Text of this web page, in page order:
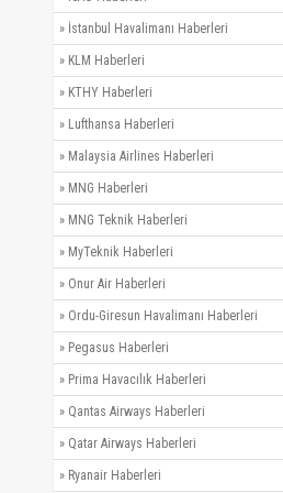
» İstanbul Havalimanı Haberleri
» KLM Haberleri
» KTHY Haberleri
» Lufthansa Haberleri
» Malaysia Airlines Haberleri
» MNG Haberleri
» MNG Teknik Haberleri
» MyTeknik Haberleri
» Onur Air Haberleri
» Ordu-Giresun Havalimanı Haberleri
» Pegasus Haberleri
» Prima Havacılık Haberleri
» Qantas Airways Haberleri
» Qatar Airways Haberleri
» Ryanair Haberleri